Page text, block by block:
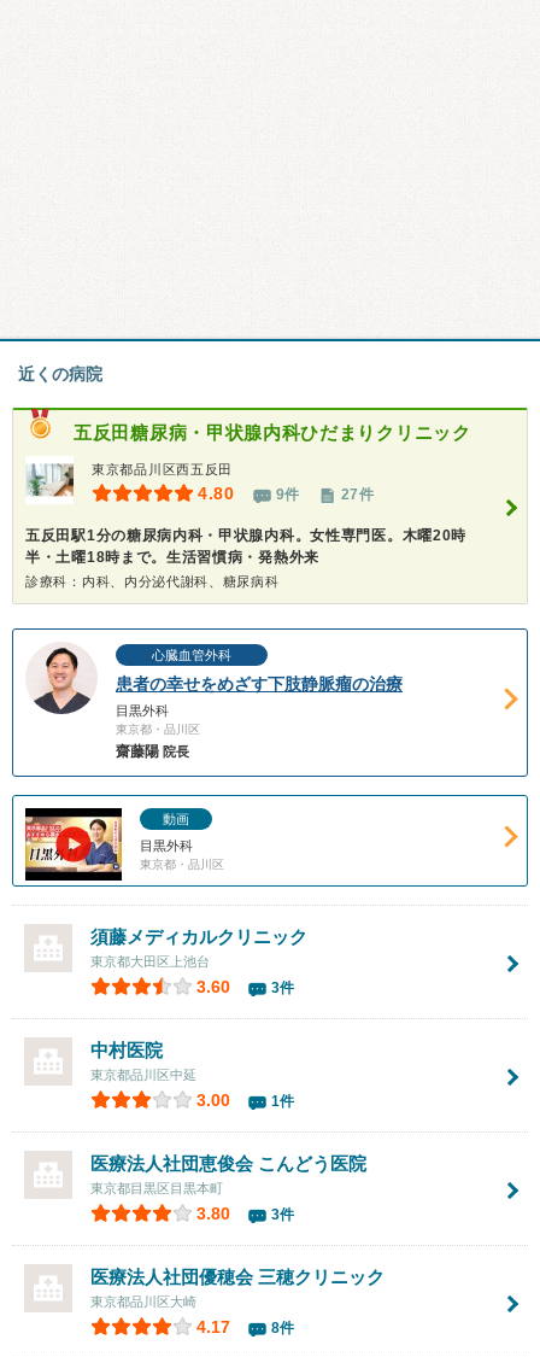
近くの病院
五反田糖尿病・甲状腺内科ひだまりクリニック
東京都品川区西五反田
4.80 9件 27件
五反田駅1分の糖尿病内科・甲状腺内科。女性専門医。木曜20時
半・土曜18時まで。生活習慣病・発熱外来
診療科：内科、内分泌代謝科、糖尿病科
心臓血管外科
患者の幸せをめざす下肢静脈瘤の治療
目黒外科
東京都・品川区
齋藤陽 院長
動画
目黒外科
東京都・品川区
須藤メディカルクリニック
東京都大田区上池台
3.60 3件
中村医院
東京都品川区中延
3.00 1件
医療法人社団恵俊会 こんどう医院
東京都目黒区目黒本町
3.80 3件
医療法人社団優穂会 三穂クリニック
東京都品川区大崎
4.17 8件